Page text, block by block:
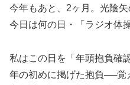
今年もあと、2ヶ月。光陰矢
今日は何の日・「ラジオ体
私はこの日を「年頭抱負確
年の初めに掲げた抱負──覚